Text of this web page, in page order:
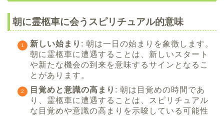
朝に霊柩車に会うスピリチュアル的意味
新しい始まり : 朝は一日の始まりを象徴します。
朝に霊柩車に遭遇することは、新しいスタート
や新たな機会の到来を意味するサインとなるこ
とがあります。
目覚めと意識の高まり : 朝は目覚めの時間であ
り、霊柩車に遭遇することは、スピリチュアル
な目覚めや意識の高まりを示唆している可能性